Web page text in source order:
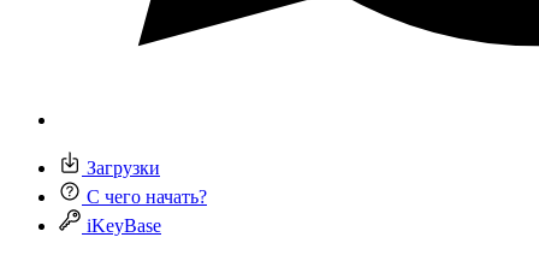
Загрузки
С чего начать?
iKeyBase